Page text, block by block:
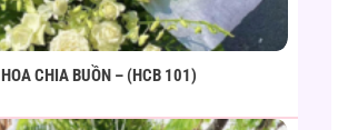
HOA CHIA BUỒN – (HCB 101)